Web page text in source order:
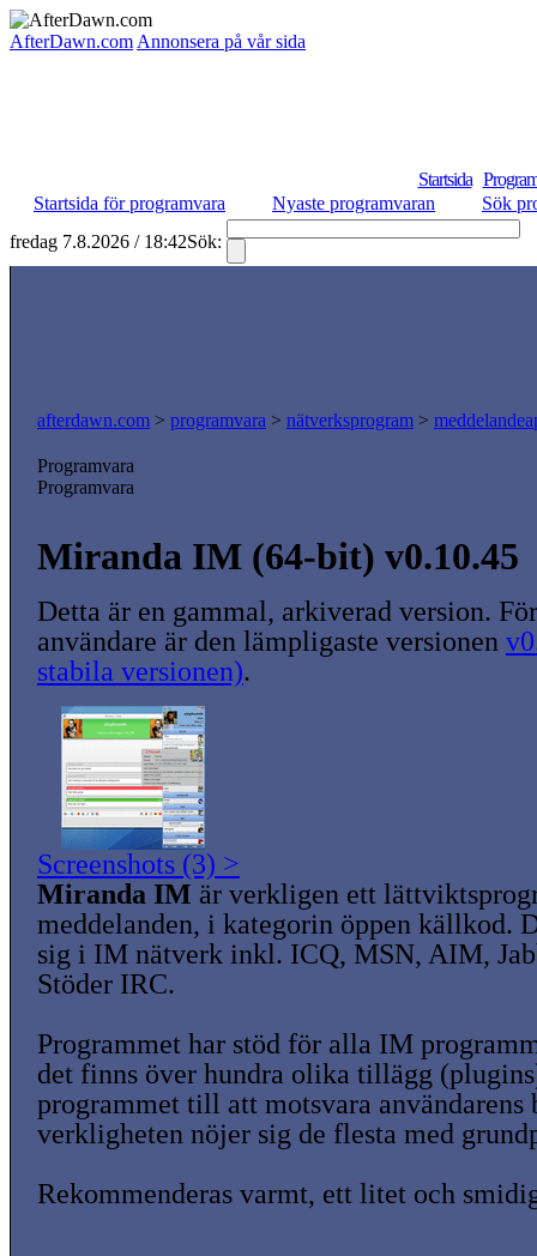
AfterDawn.com Annonsera på vår sida
Startsida
Startsida för programvara
Nyaste programvaran
Sök
fredag 7.8.2026 / 18:42Sök:
afterdawn.com > programvara > nätverksprogram >
Programvara
Programvara
Miranda IM (64-bit) v0.10.45
Detta är en gammal, arkiverad version.
användare är den lämpligaste versionen
stabila versionen).
Screenshots (3) >
Miranda IM är verkligen ett
meddelanden, i kategorin öppen källkod.
sig i IM nätverk inkl. ICQ, MSN, AIM,
Stöder IRC.
Programmet har stöd för alla IM
det finns över hundra olika tillägg
programmet till att motsvara användarens
verkligheten nöjer sig de flesta med
Rekommenderas varmt, ett litet och